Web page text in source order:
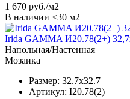
1 670 руб./м2
В наличии <30 м2
Irida GAMMA И20.78(2+)
Напольная/Настенная
Мозаика
Размер: 32.7x32.7
Артикул: I20.78(2)